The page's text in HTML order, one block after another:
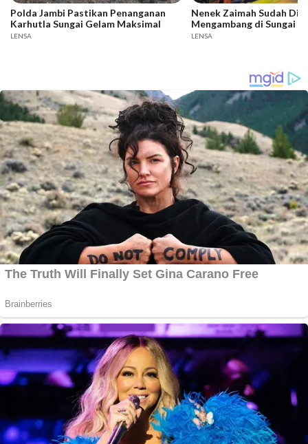
Polda Jambi Pastikan Penanganan
Karhutla Sungai Gelam Maksimal
LENSA
Nenek Zaimah Sudah
Mengambang di Sungai
LENSA